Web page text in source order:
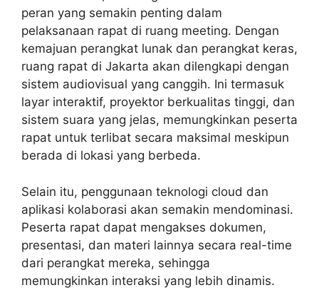
peran yang semakin penting dalam
pelaksanaan rapat di ruang meeting. Dengan
kemajuan perangkat lunak dan perangkat keras,
ruang rapat di Jakarta akan dilengkapi dengan
sistem audiovisual yang canggih. Ini termasuk
layar interaktif, proyektor berkualitas tinggi, dan
sistem suara yang jelas, memungkinkan peserta
rapat untuk terlibat secara maksimal meskipun
berada di lokasi yang berbeda.
Selain itu, penggunaan teknologi cloud dan
aplikasi kolaborasi akan semakin mendominasi.
Peserta rapat dapat mengakses dokumen,
presentasi, dan materi lainnya secara real-time
dari perangkat mereka, sehingga
memungkinkan interaksi yang lebih dinamis.